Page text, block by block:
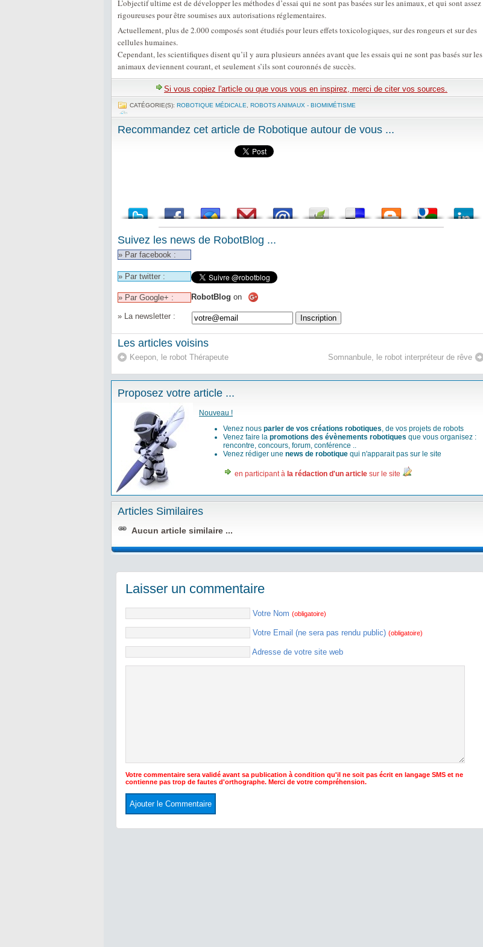
L’objectif ultime est de développer les méthodes d’essai qui ne sont pas basées sur les animaux, et qui sont assez
rigoureuses pour être soumises aux autorisations réglementaires.
Actuellement, plus de 2.000 composés sont étudiés pour leurs effets toxicologiques, sur des rongeurs et sur des
cellules humaines.
Cependant, les scientifiques disent qu’il y aura plusieurs années avant que les essais qui ne sont pas basés sur les
animaux deviennent courant, et seulement s’ils sont couronnés de succès.
Si vous copiez l'article ou que vous vous en inspirez, merci de citer vos sources.
CATÉGORIE(S): ROBOTIQUE MÉDICALE ROBOTS ANIMAUX - BIOMIMÉTISME
Recommandez cet article de Robotique autour de vous ...
Suivez les news de RobotBlog ...
» Par facebook :
» Par twitter :
» Par Google+ : RobotBlog on
» La newsletter :
Les articles voisins
Keepon, le robot Thérapeute Somnanbule, le robot interpréteur de rêve
Proposez votre article ...
Nouveau !
Venez nous parler de vos créations robotiques, de vos projets de robots
Venez faire la promotions des évènements robotiques que vous organisez :
rencontre, concours, forum, conférence ..
Venez rédiger une news de robotique qui n'apparait pas sur le site
en participant à la rédaction d'un article sur le site
Articles Similaires
Aucun article similaire ...
Laisser un commentaire
Votre Nom (obligatoire)
Votre Email (ne sera pas rendu public) (obligatoire)
Adresse de votre site web
Votre commentaire sera validé avant sa publication à condition qu'il ne soit pas écrit en langage SMS et ne
contienne pas trop de fautes d'orthographe. Merci de votre compréhension.